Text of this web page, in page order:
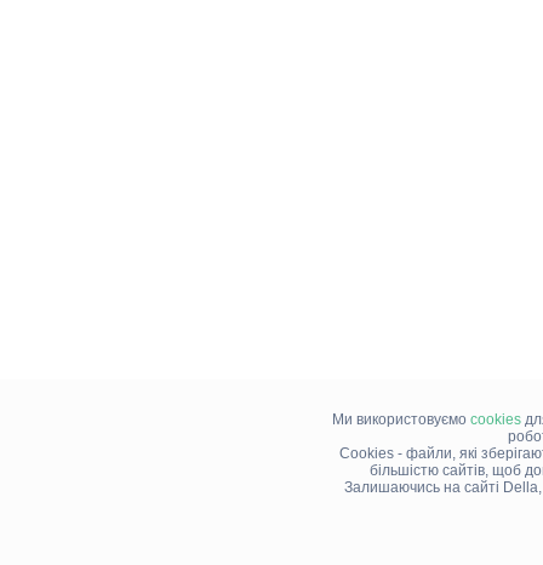
Ми використовуємо cookies
Cookies - файли, які
більшістю сайтів, щоб
Залишаючись на сайті